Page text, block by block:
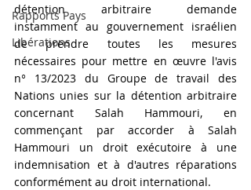
Rapports Pays
Libérations
détention arbitraire demande
instamment au gouvernement israélien
de prendre toutes les mesures
nécessaires pour mettre en œuvre l'avis
n° 13/2023 du Groupe de travail des
Nations unies sur la détention arbitraire
concernant Salah Hammouri, en
commençant par accorder à Salah
Hammouri un droit exécutoire à une
indemnisation et à d'autres réparations
conformément au droit international.